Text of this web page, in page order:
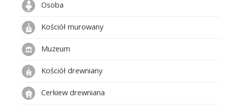
Osoba
Kościół murowany
Muzeum
Kościół drewniany
Cerkiew drewniana